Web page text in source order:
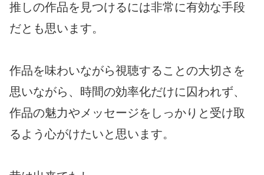
推しの作品を見つけるには非常に有効な手段
だとも思います。
作品を味わいながら視聴することの大切さを
思いながら、時間の効率化だけに囚われず、
作品の魅力やメッセージをしっかりと受け取
るよう心がけたいと思います。